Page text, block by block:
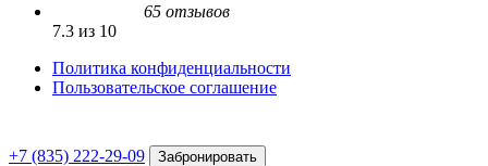
65 отзывов
7.3 из 10
Политика конфиденциальности
Пользовательское соглашение
+7 (835) 222-29-09 Забронировать